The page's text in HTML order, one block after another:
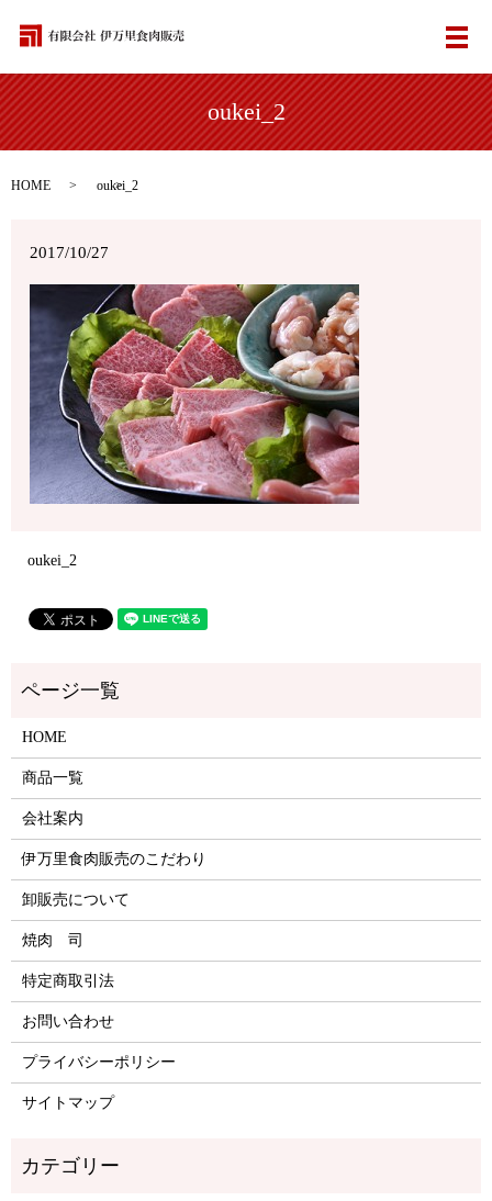
メ
oukei_2
HOME oukei_2
2017/10/27
oukei_2
HOME
商品一覧
会社案内
伊万里食肉販売のこだわり
卸販売について
焼肉 司
特定商取引法
お問い合わせ
プライバシーポリシー
サイトマップ